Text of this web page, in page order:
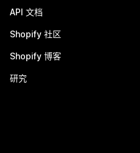
API 文档
Shopify 社区
Shopify 博客
研究